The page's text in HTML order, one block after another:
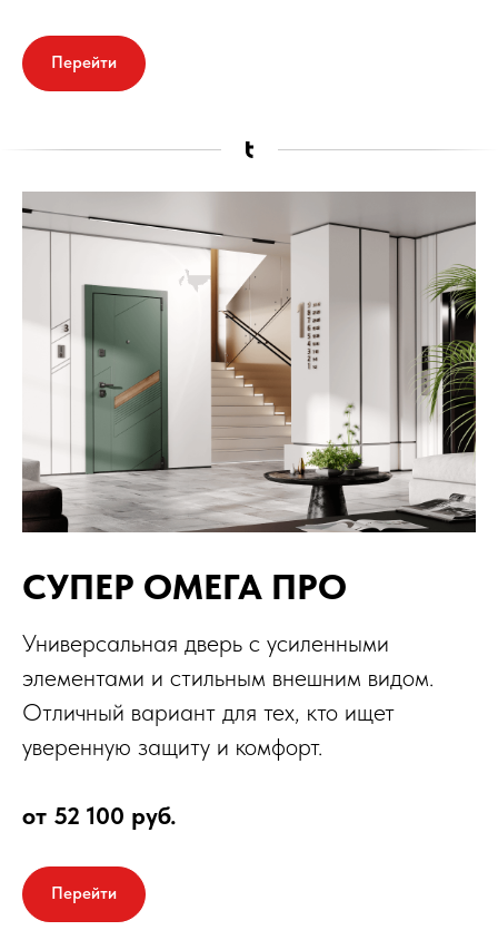
Перейти
СУПЕР ОМЕГА ПРО
Универсальная дверь с усиленными
элементами и стильным внешним видом.
Отличный вариант для тех, кто ищет
уверенную защиту и комфорт.
от 52 100 руб.
Перейти